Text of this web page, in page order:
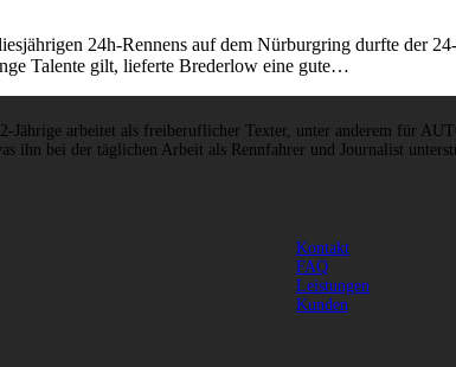
24h-Rennens auf dem Nürburgring durfte der
Talente gilt, lieferte Brederlow eine gute…
Jährige arbeitet als freiberuflicher Texter, unter anderem für
ihn bei der täglichen Arbeit als Rennfahrer und Journalist
Kontakt
FAQ
Leistungen
Kunden